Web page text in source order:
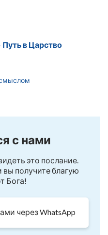
в Царство
смыслом
с нами
это послание.
получите благую
Бога!
через WhatsApp